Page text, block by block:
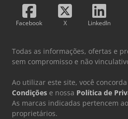
Facebook X LinkedIn
Todas as informações, ofertas e
sem compromisso e não
Ao utilizar este site, você
Condições e nossa Política de
As marcas indicadas pertencem
proprietários.